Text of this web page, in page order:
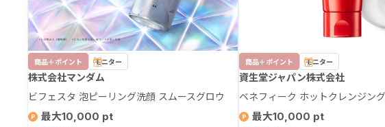
商品＋ポイント モニター
株式会社マンダム
ビフェスタ 泡ピーリング洗顔 スムースグロウ
最大10,000
商品＋ポイント モニター
資生堂ジャパン株式会社
ベネフィーク ホットクレンジン
最大10,000